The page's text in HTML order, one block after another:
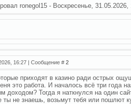
ronegol15 - Воскресенье, 31.05.2026,
16:27 | Сообщение #2
приходят в казино ради острых
это работа. И началось всё три года
доходом? Тогда я наткнулся на один
ты не знаешь, возьмут тебя или